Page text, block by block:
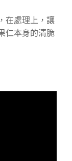
在處理上，讓
仁本身的清脆